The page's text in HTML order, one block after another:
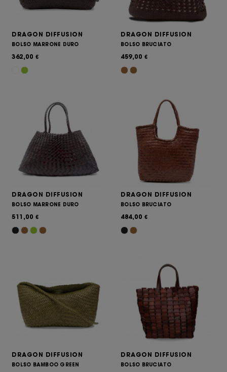
DRAGON DIFFUSION
BOLSO MARRONE DURO
362,00 €
DRAGON DIFFUSION
BOLSO BRUCIATO
459,00 €
DRAGON DIFFUSION
BOLSO MARRONE DURO
511,00 €
DRAGON DIFFUSION
BOLSO BRUCIATO
484,00 €
DRAGON DIFFUSION
BOLSO BAMBOO GREEN
DRAGON DIFFUSION
BOLSO BRUCIATO